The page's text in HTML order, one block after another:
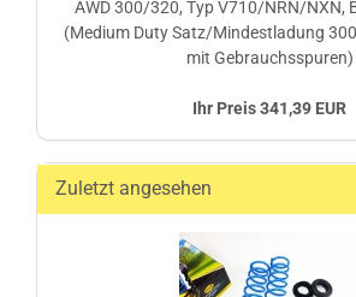
AWD 300/320, Typ V710/NRN/NXN,
(Medium Duty Satz/Mindestladung
mit Gebrauchsspuren)
Ihr Preis 341,39 EUR
Zuletzt angesehen